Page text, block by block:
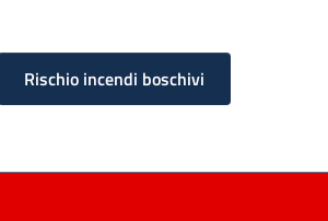
Rischio incendi boschivi